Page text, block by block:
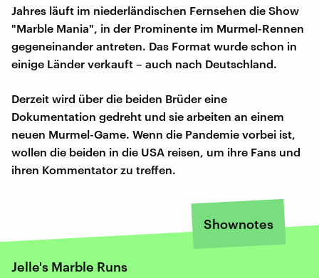
Jahres läuft im niederländischen Fernsehen die Show
"Marble Mania", in der Prominente im Murmel-Rennen
gegeneinander antreten. Das Format wurde schon in
einige Länder verkauft – auch nach Deutschland.
Derzeit wird über die beiden Brüder eine
Dokumentation gedreht und sie arbeiten an einem
neuen Murmel-Game. Wenn die Pandemie vorbei ist,
wollen die beiden in die USA reisen, um ihre Fans und
ihren Kommentator zu treffen.
Shownotes
Jelle's Marble Runs